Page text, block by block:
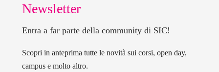
Newsletter
Entra a far parte della community di SIC!
Scopri in anteprima tutte le novità sui corsi, open day,
campus e molto altro.